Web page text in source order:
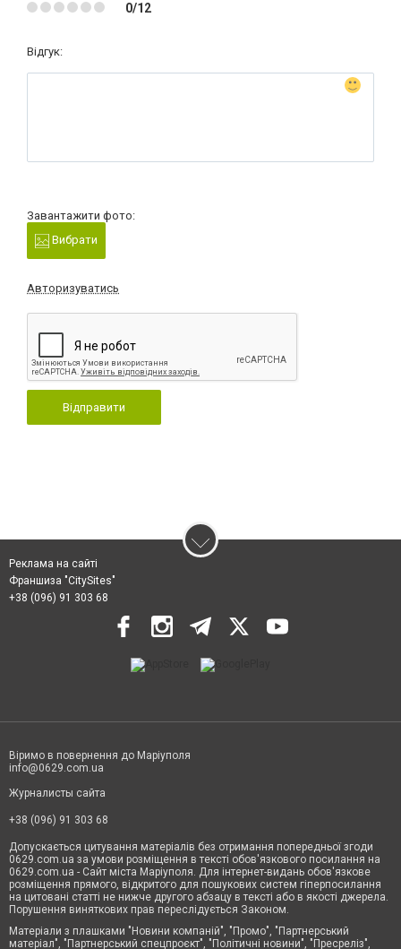
0/12
Відгук:
Завантажити фото:
Вибрати
Авторизуватись
Відправити
Реклама на сайті
Франшиза "CitySites"
+38 (096) 91 303 68
Віримо в повернення до Маріуполя
info@0629.com.ua
Журналисты сайта
+38 (096) 91 303 68
Допускається цитування матеріалів без отримання попередньої згоди
0629.com.ua за умови розміщення в тексті обов'язкового посилання на
0629.com.ua - Сайт міста Маріуполя. Для інтернет-видань обов'язкове
розміщення прямого, відкритого для пошукових систем гіперпосилання
на цитовані статті не нижче другого абзацу в тексті або в якості джерела.
Порушення виняткових прав переслідується Законом.
Матеріали з плашками "Новини компаній", "Промо", "Партнерський
матеріал", "Партнерський спецпроєкт", "Політичні новини", "Пресреліз",